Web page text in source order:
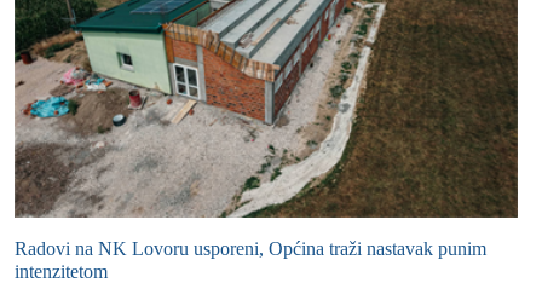
Radovi na NK Lovoru usporeni, Općina traži nastavak punim
intenzitetom